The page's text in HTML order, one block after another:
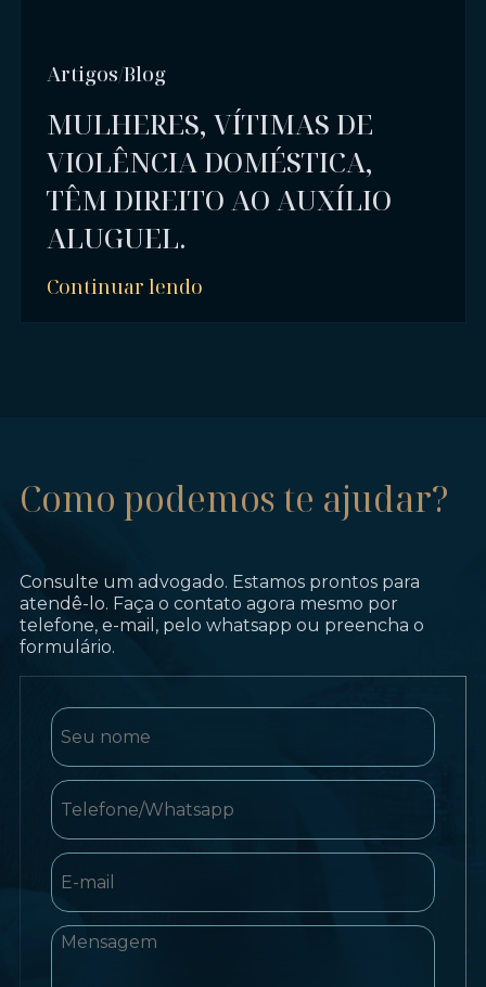
Artigos/Blog
MULHERES, VÍTIMAS DE
VIOLÊNCIA DOMÉSTICA,
TÊM DIREITO AO AUXÍLIO
ALUGUEL.
Continuar lendo
Como podemos te ajudar?
Consulte um advogado. Estamos prontos para
atendê-lo. Faça o contato agora mesmo por
telefone, e-mail, pelo whatsapp ou preencha o
formulário.